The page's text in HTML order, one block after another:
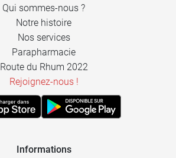
Qui sommes-nous ?
Notre histoire
Nos services
Parapharmacie
Route du Rhum 2022
Rejoignez-nous !
Informations